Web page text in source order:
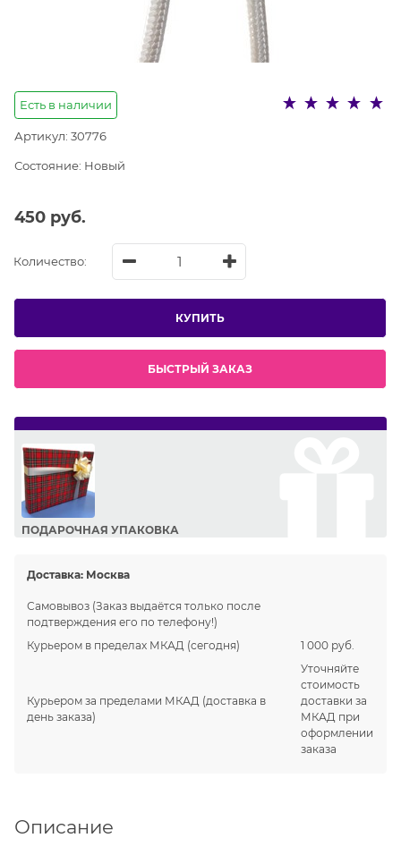
Есть в наличии
Артикул: 30776
Состояние: Новый
450 руб.
Количество:
КУПИТЬ
БЫСТРЫЙ ЗАКАЗ
ПОДАРОЧНАЯ УПАКОВКА
Доставка: Москва
Самовывоз (Заказ выдаётся только после
подтверждения его по телефону!)
Курьером в пределах МКАД (сегодня) 1 000 руб.
Курьером за пределами МКАД (доставка в
день заказа)
Уточняйте
стоимость
доставки за
МКАД при
оформлении
заказа
Описание